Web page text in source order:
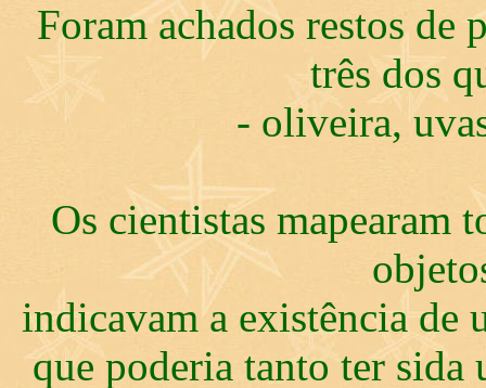
Foram achados restos de
três dos
- oliveira,
Os cientistas mapearam
indicavam a existência de
que poderia tanto ter sida